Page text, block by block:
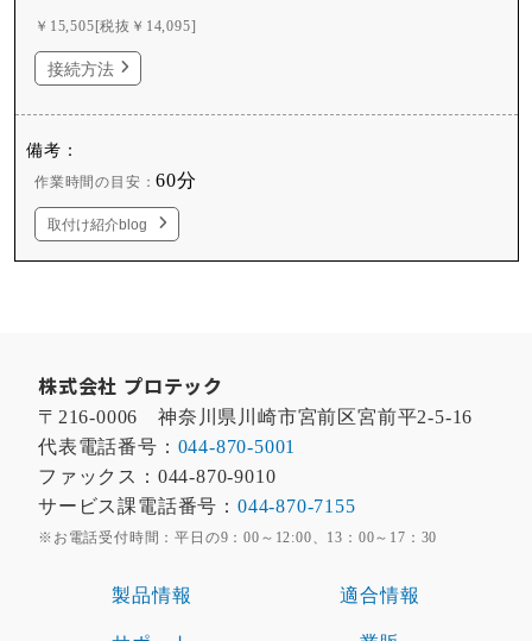
￥15,505[税抜￥14,095]
接続方法
作業時間の目安：60分
取付け紹介blog
株式会社 プロテック
〒216-0006 神奈川県川崎市宮前区宮前平2-5-16
代表電話番号： 044-870-5001
ファックス：044-870-9010
サービス課電話番号： 044-870-7155
※お電話受付時間：平日の9：00～12:00、13：00～17：30
製品情報 適合情報